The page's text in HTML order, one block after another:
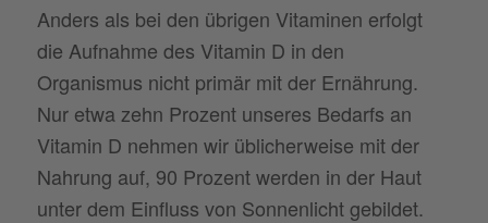
Anders als bei den übrigen Vitaminen erfolgt
die Aufnahme des Vitamin D in den
Organismus nicht primär mit der Ernährung.
Nur etwa zehn Prozent unseres Bedarfs an
Vitamin D nehmen wir üblicherweise mit der
Nahrung auf, 90 Prozent werden in der Haut
unter dem Einfluss von Sonnenlicht gebildet.